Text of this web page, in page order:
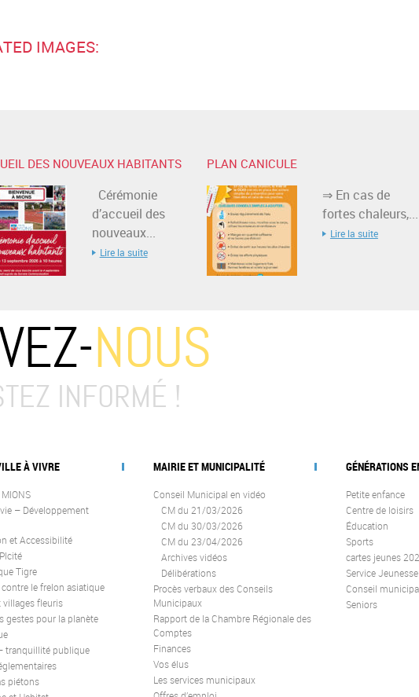
IMAGES:
DES NOUVEAUX HABITANTS
Cérémonie
d’accueil des
nouveaux...
Lire la suite
PLAN CANICULE
⇒ En cas de
fortes chaleurs,...
Lire la suite
NOUS
INFORMÉ !
À VIVRE
– Développement
et Accessibilité
Tigre
contre le frelon asiatique
villages fleuris
gestes pour la planète
tranquillité publique
piétons
MAIRIE ET MUNICIPALITÉ
Conseil Municipal en vidéo
CM du 21/03/2026
CM du 30/03/2026
CM du 23/04/2026
Archives vidéos
Délibérations
Procès verbaux des Conseils
Municipaux
Rapport de la Chambre Régionale des
Comptes
Finances
Vos élus
Les services municipaux
GÉNÉRATIONS
Petite enfance
Centre de loisirs
Éducation
Sports
cartes jeunes
Service Jeunesse
Conseil
Seniors